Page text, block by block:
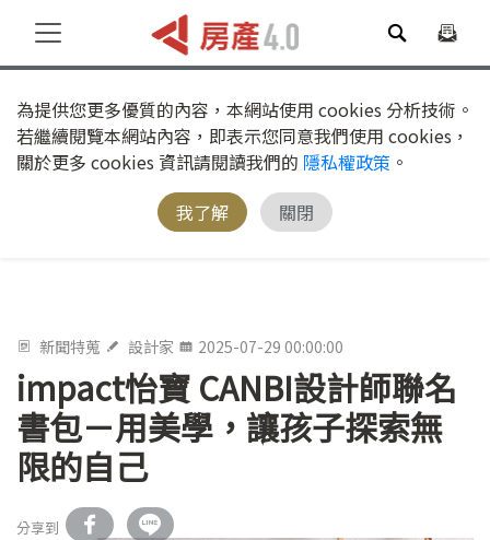
為提供您更多優質的內容，本網站使用 cookies 分析技術。
若繼續閱覽本網站內容，即表示您同意我們使用 cookies，
關於更多 cookies 資訊請閱讀我們的 隱私權政策 。
我了解
關閉
新聞特蒐 設計家 2025-07-29 00:00:00
impact怡寶 CANBI設計師聯名
書包－用美學，讓孩子探索無
限的自己
分享到